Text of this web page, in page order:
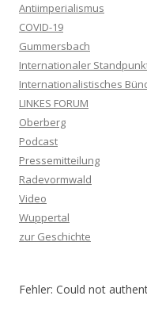
Antiimperialismus
COVID-19
Gummersbach
Internationaler
Internationalistisches
LINKES FORUM
Oberberg
Podcast
Pressemitteilung
Radevormwald
Video
Wuppertal
zur Geschichte
Fehler: Could not